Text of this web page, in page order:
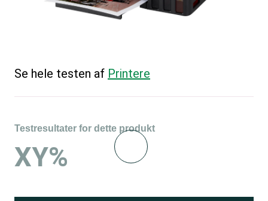
Se hele testen af Printere
Testresultater for dette produkt
XY%